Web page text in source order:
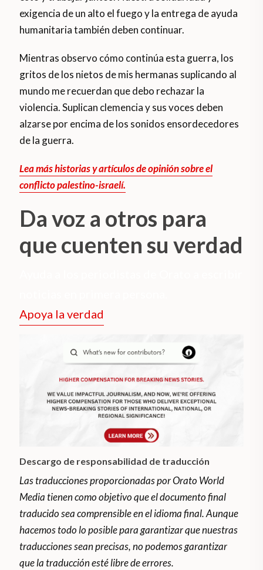
exigencia de un alto el fuego y la entrega de ayuda
humanitaria también deben continuar.
Mientras observo cómo continúa esta guerra, los
gritos de los nietos de mis hermanas suplicando al
mundo me recuerdan que debo rechazar la
violencia. Suplican clemencia y sus voces deben
alzarse por encima de los sonidos ensordecedores
de la guerra.
Lea más historias y artículos de opinión sobre el
conflicto palestino-israelí.
Da voz a otros para
que cuenten su verdad
Apoya la verdad
Descargo de responsabilidad de traducción
Las traducciones proporcionadas por Orato World
Media tienen como objetivo que el documento final
traducido sea comprensible en el idioma final. Aunque
hacemos todo lo posible para garantizar que nuestras
traducciones sean precisas, no podemos garantizar
que la traducción esté libre de errores.